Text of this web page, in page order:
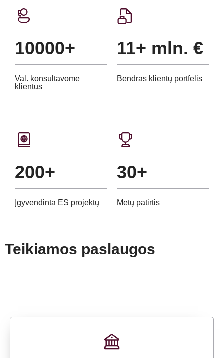
10000+
Val. konsultavome
klientus
11+ mln. €
Bendras klientų portfelis
200+
Įgyvendinta ES projektų
30+
Metų patirtis
Teikiamos paslaugos